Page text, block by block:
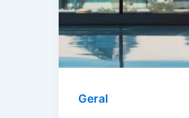
Geral